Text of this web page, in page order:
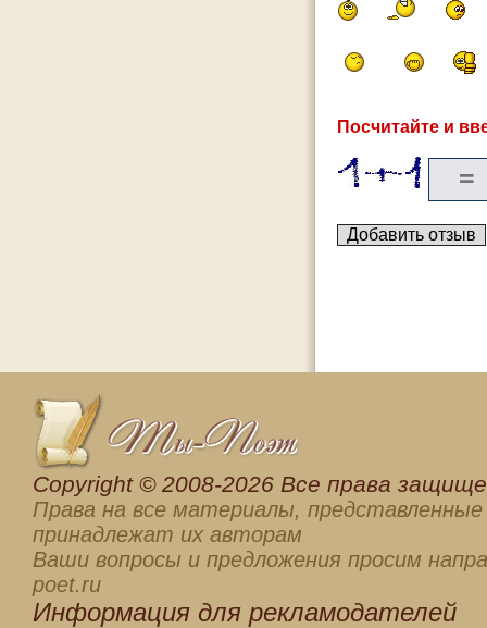
Посчитайте и
Сopyright © 2008-2026 Все права
Права на все материалы, представленные
принадлежат их авторам
Ваши вопросы и предложения просим
poet.ru
Информация для рекламодателей